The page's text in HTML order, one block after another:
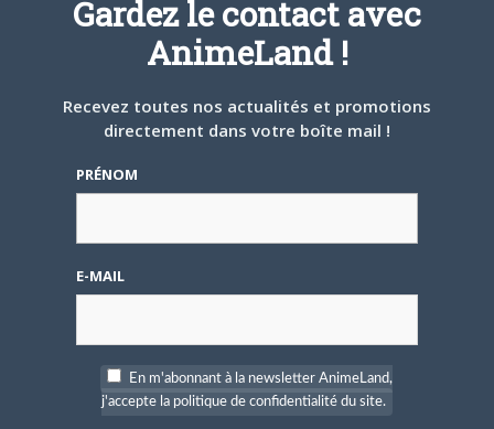
4 AOÛT 2026 0
Une nouvelle série TV
Digimon en préparation
4 JUILLET 2026 0
[Entretien] Mokochan : «
Lors des prémices du
mieux le manga
originel.»
Gardez le contact avec
AnimeLand !
Recevez toutes nos actualités et promotions
directement dans votre boîte mail !
PRÉNOM
E-MAIL
En m'abonnant à la newsletter AnimeLand,
j'accepte la politique de confidentialité du site.